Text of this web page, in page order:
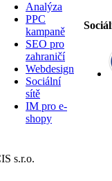
Analýza
PPC
kampaně
SEO pro
zahraničí
Webdesign
Sociální
sítě
IM pro e-
shopy
s.r.o.